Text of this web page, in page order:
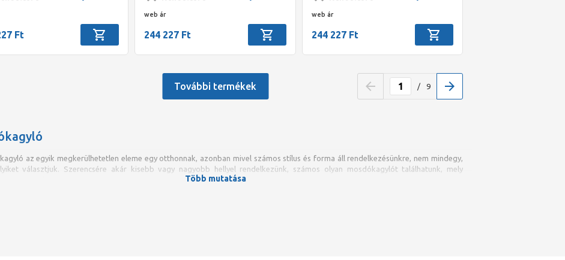
Ft
web ár
244 227 Ft
web ár
244 227 Ft
További termékek / 9
az egyik megkerülhetetlen eleme egy otthonnak, azonban mivel számos stílus és forma áll rendelkezésünkre, nem mindegy,
választjuk. Szerencsére akár kisebb vagy nagyobb hellyel rendelkezünk, számos olyan mosdókagylót találhatunk, mely
Több mutatása